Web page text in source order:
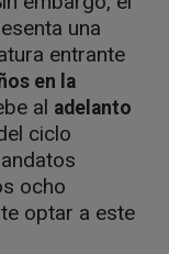
una
entrante
en la
al adelanto
ciclo
ocho
optar a este